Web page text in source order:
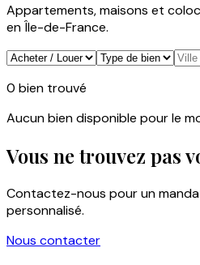
Appartements, maisons et
en Île-de-France.
0 bien trouvé
Aucun bien disponible pour le
Vous ne trouvez pas
Contactez-nous pour un
personnalisé.
Nous contacter